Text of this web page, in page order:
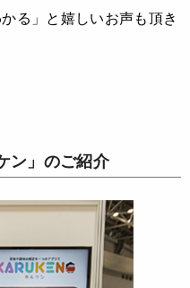
る」と嬉しいお声も頂き
ン」のご紹介